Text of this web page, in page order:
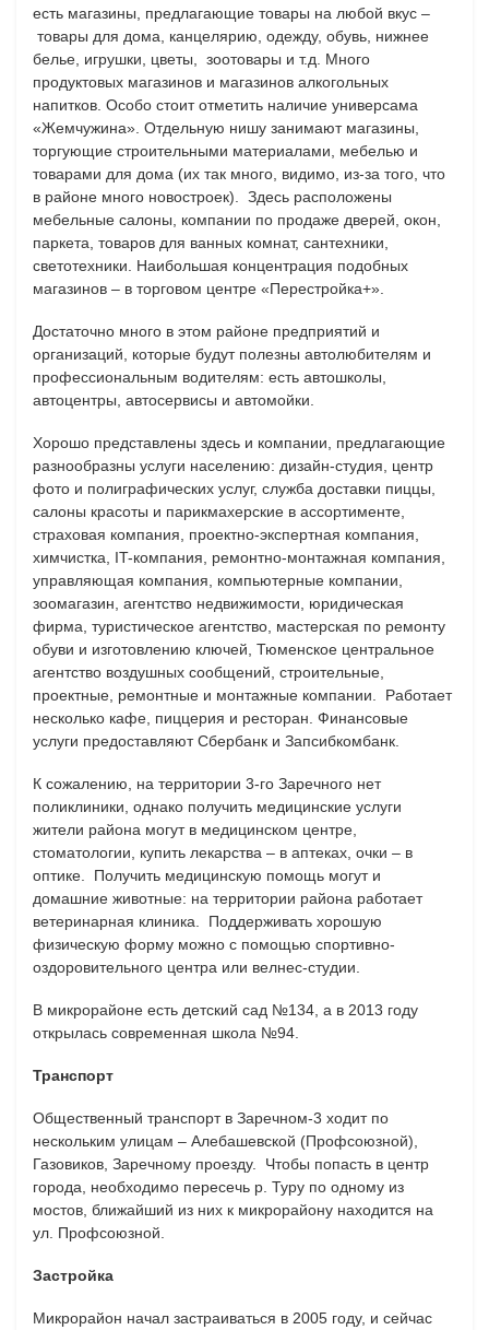
есть магазины, предлагающие товары на любой вкус –
товары для дома, канцелярию, одежду, обувь, нижнее
белье, игрушки, цветы, зоотовары и т.д. Много
продуктовых магазинов и магазинов алкогольных
напитков. Особо стоит отметить наличие универсама
«Жемчужина». Отдельную нишу занимают магазины,
торгующие строительными материалами, мебелью и
товарами для дома (их так много, видимо, из-за того, что
в районе много новостроек). Здесь расположены
мебельные салоны, компании по продаже дверей, окон,
паркета, товаров для ванных комнат, сантехники,
светотехники. Наибольшая концентрация подобных
магазинов – в торговом центре «Перестройка+».
Достаточно много в этом районе предприятий и
организаций, которые будут полезны автолюбителям и
профессиональным водителям: есть автошколы,
автоцентры, автосервисы и автомойки.
Хорошо представлены здесь и компании, предлагающие
разнообразны услуги населению: дизайн-студия, центр
фото и полиграфических услуг, служба доставки пиццы,
салоны красоты и парикмахерские в ассортименте,
страховая компания, проектно-экспертная компания,
химчистка, IT-компания, ремонтно-монтажная компания,
управляющая компания, компьютерные компании,
зоомагазин, агентство недвижимости, юридическая
фирма, туристическое агентство, мастерская по ремонту
обуви и изготовлению ключей, Тюменское центральное
агентство воздушных сообщений, строительные,
проектные, ремонтные и монтажные компании. Работает
несколько кафе, пиццерия и ресторан. Финансовые
услуги предоставляют Сбербанк и Запсибкомбанк.
К сожалению, на территории 3-го Заречного нет
поликлиники, однако получить медицинские услуги
жители района могут в медицинском центре,
стоматологии, купить лекарства – в аптеках, очки – в
оптике. Получить медицинскую помощь могут и
домашние животные: на территории района работает
ветеринарная клиника. Поддерживать хорошую
физическую форму можно с помощью спортивно-
оздоровительного центра или велнес-студии.
В микрорайоне есть детский сад №134, а в 2013 году
открылась современная школа №94.
Транспорт
Общественный транспорт в Заречном-3 ходит по
нескольким улицам – Алебашевской (Профсоюзной),
Газовиков, Заречному проезду. Чтобы попасть в центр
города, необходимо пересечь р. Туру по одному из
мостов, ближайший из них к микрорайону находится на
ул. Профсоюзной.
Застройка
Микрорайон начал застраиваться в 2005 году, и сейчас